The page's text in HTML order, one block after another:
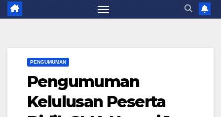
PENGUMUMAN
Pengumuman
Kelulusan Peserta